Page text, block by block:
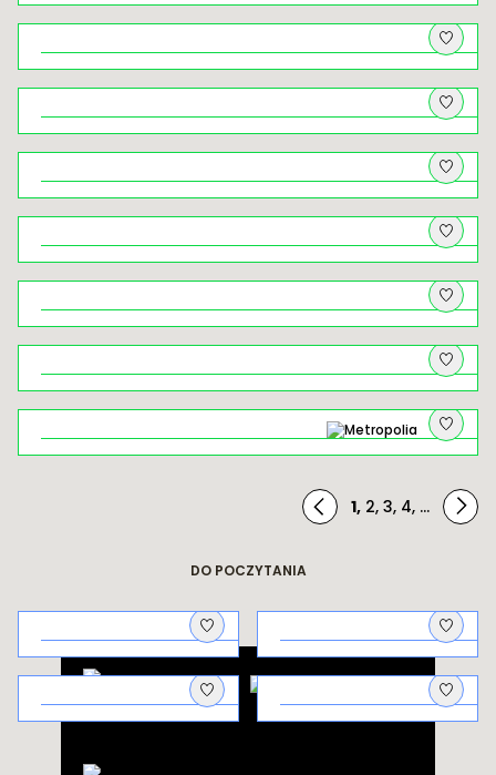
Świat ukryty ‒ krużganki klasztorów
krakowskich
Kryminalny Kraków (18+). Spacer
tropem najsłynniejszych zbrodni w
dziejach miasta
Rowerem z widokami – wycieczka
rowerowa przez Dolinki Krakowskie
Rabka-Zdrój – od muzealnych
skarbów po zbójeckie legendy
Brzankowe zjazdy i podjazdy
Żegiestów – uzdrowisko, które
ponownie zaczyna istnieć
Rowerem przez Ciężkowicko–
Rożnowski Park Krajobrazowy
1, 2, 3, 4, ...
DO POCZYTANIA
Architektura
uzdrowiskowa
Na piknik!
Galicyjscy
odkrycie
Kto co pierwszy